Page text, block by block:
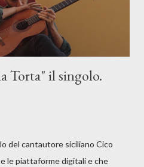
Torta" il singolo.
del cantautore siciliano Cico
le piattaforme digitali e che